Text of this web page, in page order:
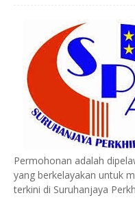
Permohonan adalah
yang berkelayakan untuk
terkini di Suruhanjaya